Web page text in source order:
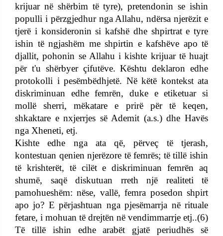
krijuar në shërbim të tyre), pretendonin se ishin
populli i përzgjedhur nga Allahu, ndërsa njerëzit e
tjerë i konsideronin si kafshë dhe shpirtrat e tyre
ishin të ngjashëm me shpirtin e kafshëve apo të
djallit, pohonin se Allahu i kishte krijuar të huajt
për t'u shërbyer çifutëve. Kështu deklaron edhe
protokolli i pesëmbëdhjetë. Në këtë kontekst ata
diskriminuan edhe femrën, duke e etiketuar si
mollë sherri, mëkatare e prirë për të keqen,
shkaktare e nxjerrjes së Ademit (a.s.) dhe Havës
nga Xheneti, etj.
Kishte edhe nga ata që, përveç të tjerash,
kontestuan qenien njerëzore të femrës; të tillë ishin
të krishterët, të cilët e diskriminuan femrën aq
shumë, saqë diskutuan rreth një realiteti të
pamohueshëm: nëse, vallë, femra posedon shpirt
apo jo? E përjashtuan nga pjesëmarrja në rituale
fetare, i mohuan të drejtën në vendimmarrje etj..(6)
Të tillë ishin edhe arabët gjatë periudhës së